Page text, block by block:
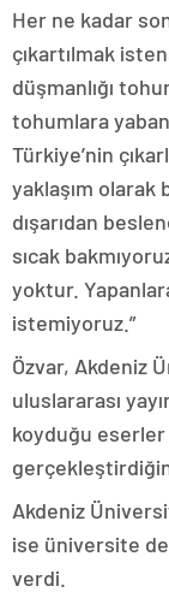
Her ne kadar
çıkartılmak
düşmanlığı
tohumlara
Türkiye’nin
yaklaşım olarak
dışarıdan
sıcak
yoktur.
istemiyoruz.”
Özvar, Akdeniz
uluslararası
koyduğu eserler
Akdeniz
ise üniversite
verdi.